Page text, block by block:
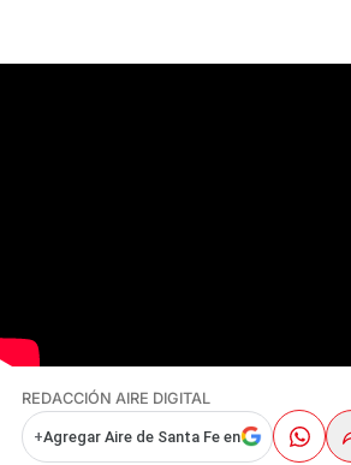
REDACCIÓN AIRE DIGITAL
+Agregar Aire de Santa Fe en